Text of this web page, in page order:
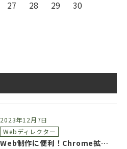
27 28 29
30
2023年12月7日
Webディレクター
Web制作に便利！Chrome拡張機能とおすすめサイト7選